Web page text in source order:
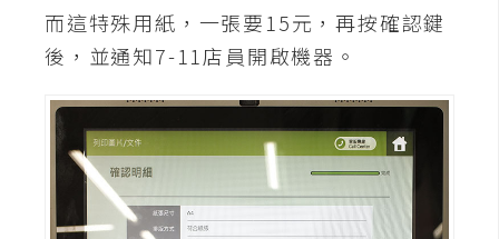
全
站
覽
作
而這特殊用紙，一張要15元，再按確認鍵
後，並通知7-11店員開啟機器。